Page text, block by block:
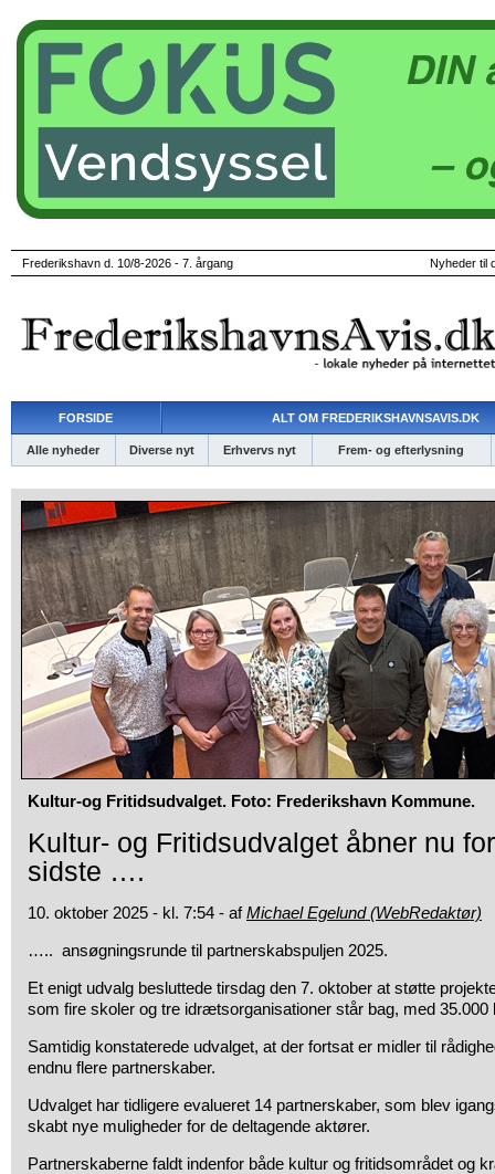
Frederikshavn d. 10/8-2026 - 7. årgang Nyheder til
FORSIDE ALT OM FREDERIKSHAVNSAVIS.DK
Alle nyheder Diverse nyt Erhvervs nyt Frem- og efterlysning
Kultur-og Fritidsudvalget. Foto: Frederikshavn Kommune.
Kultur- og Fritidsudvalget åbner nu
sidste ….
10. oktober 2025 - kl. 7:54 - afMichael Egelund (WebRedaktør)
….. ansøgningsrunde til partnerskabspuljen 2025.
Et enigt udvalg besluttede tirsdag den 7. oktober at støtte
som fire skoler og tre idrætsorganisationer står bag, med 35.000
Samtidig konstaterede udvalget, at der fortsat er midler til
endnu flere partnerskaber.
Udvalget har tidligere evalueret 14 partnerskaber, som blev
skabt nye muligheder for de deltagende aktører.
Partnerskaberne faldt indenfor både kultur og fritidsområdet og